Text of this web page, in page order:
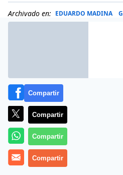
Archivado en: EDUARDO MADINA
Compartir
Compartir
Compartir
Compartir